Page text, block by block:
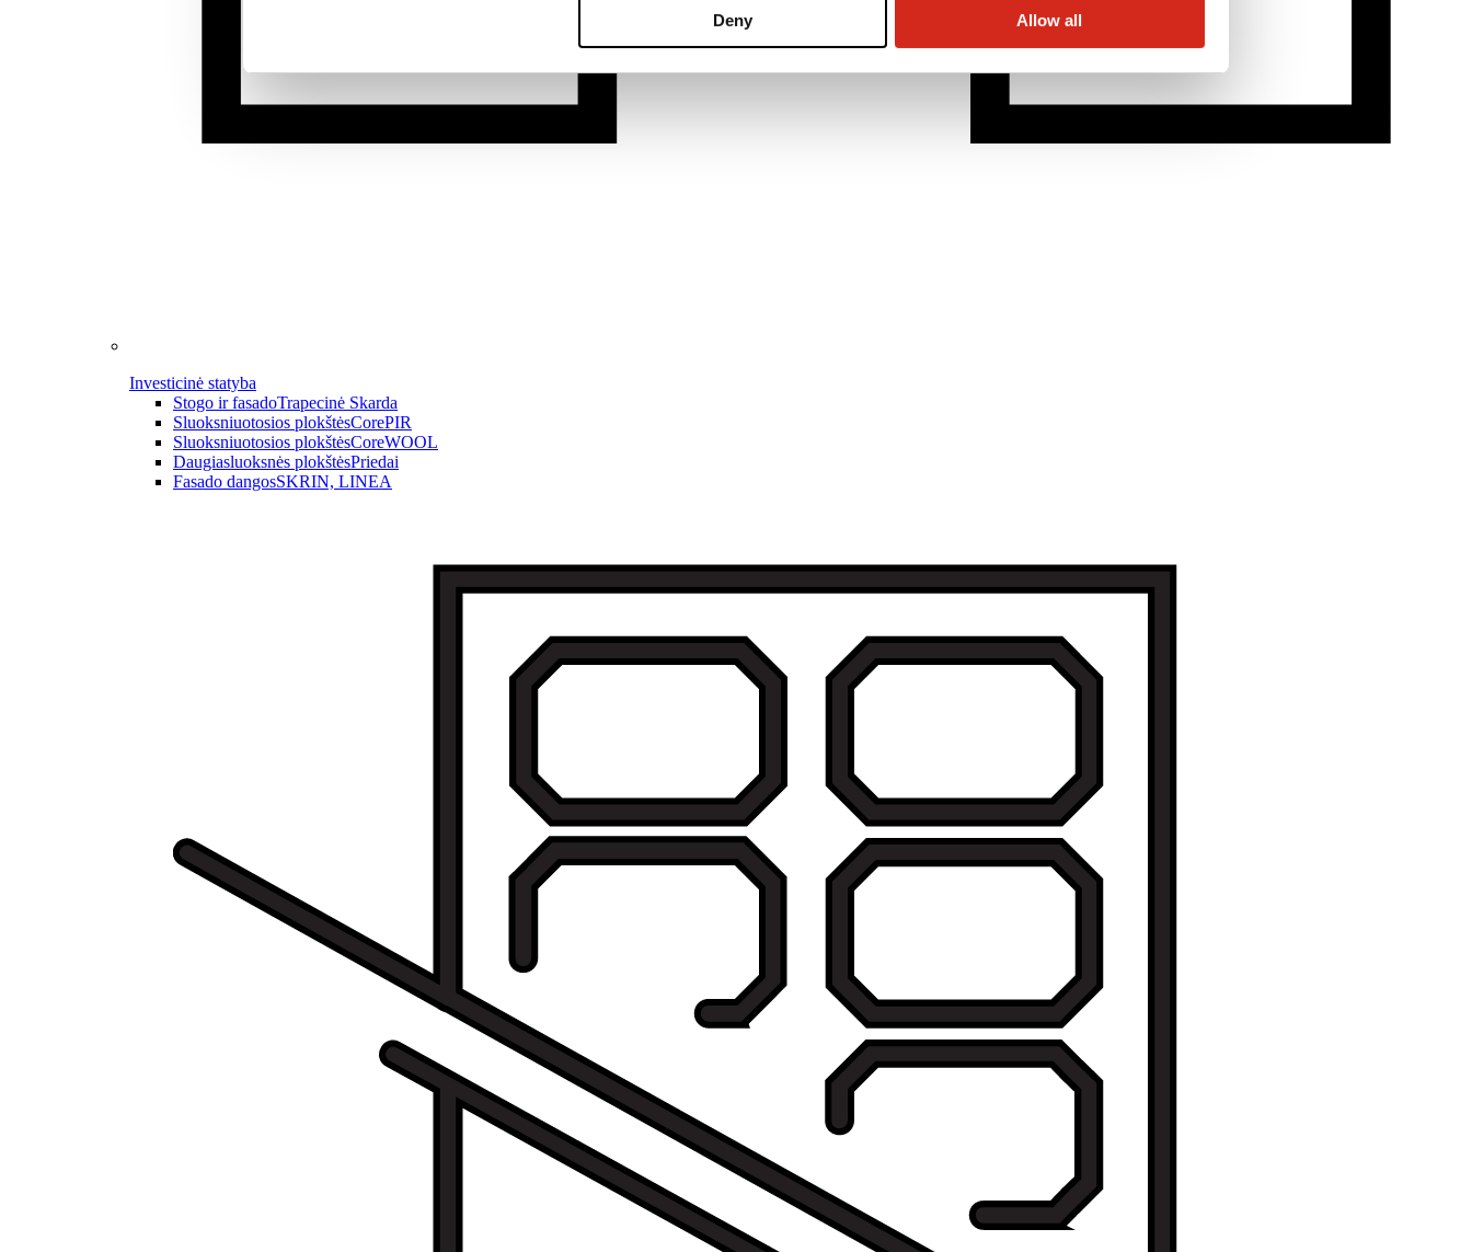
Deny Allow all
Investicinė statyba
Stogo ir fasadoTrapecinė Skarda
Sluoksniuotosios plokštėsCorePIR
Sluoksniuotosios plokštėsCoreWOOL
Daugiasluoksnės plokštėsPriedai
Fasado dangosSKRIN, LINEA